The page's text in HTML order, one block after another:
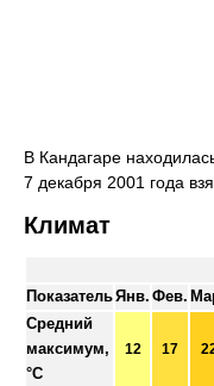
В Кандагаре
7 декабря 2001 года
Климат
ПоказательЯнв. Фев.
Средний
максимум,
°C
12 17